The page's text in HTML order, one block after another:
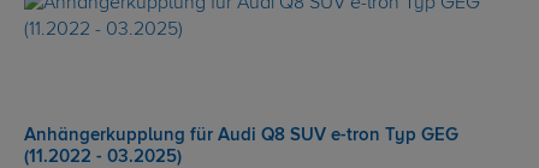
Anhängerkupplung für Audi Q8 SUV e-tron Typ GEG
(11.2022 - 03.2025)